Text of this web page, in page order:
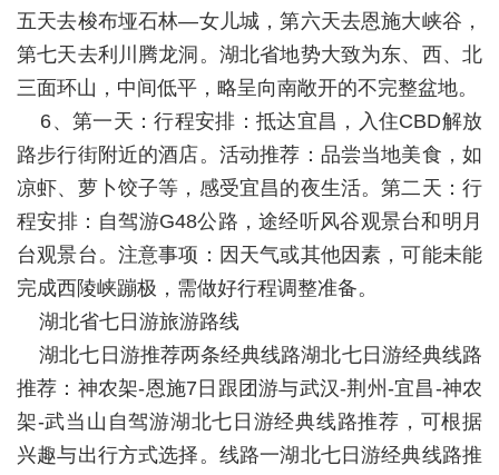
五天去梭布垭石林—女儿城，第六天去恩施大峡谷，
第七天去利川腾龙洞。湖北省地势大致为东、西、北
三面环山，中间低平，略呈向南敞开的不完整盆地。
6、第一天：行程安排：抵达宜昌，入住CBD解放
路步行街附近的酒店。活动推荐：品尝当地美食，如
凉虾、萝卜饺子等，感受宜昌的夜生活。第二天：行
程安排：自驾游G48公路，途经听风谷观景台和明月
台观景台。注意事项：因天气或其他因素，可能未能
完成西陵峡蹦极，需做好行程调整准备。
湖北省七日游旅游路线
湖北七日游推荐两条经典线路湖北七日游经典线路
推荐：神农架-恩施7日跟团游与武汉-荆州-宜昌-神农
架-武当山自驾游湖北七日游经典线路推荐，可根据
兴趣与出行方式选择。线路一湖北七日游经典线路推